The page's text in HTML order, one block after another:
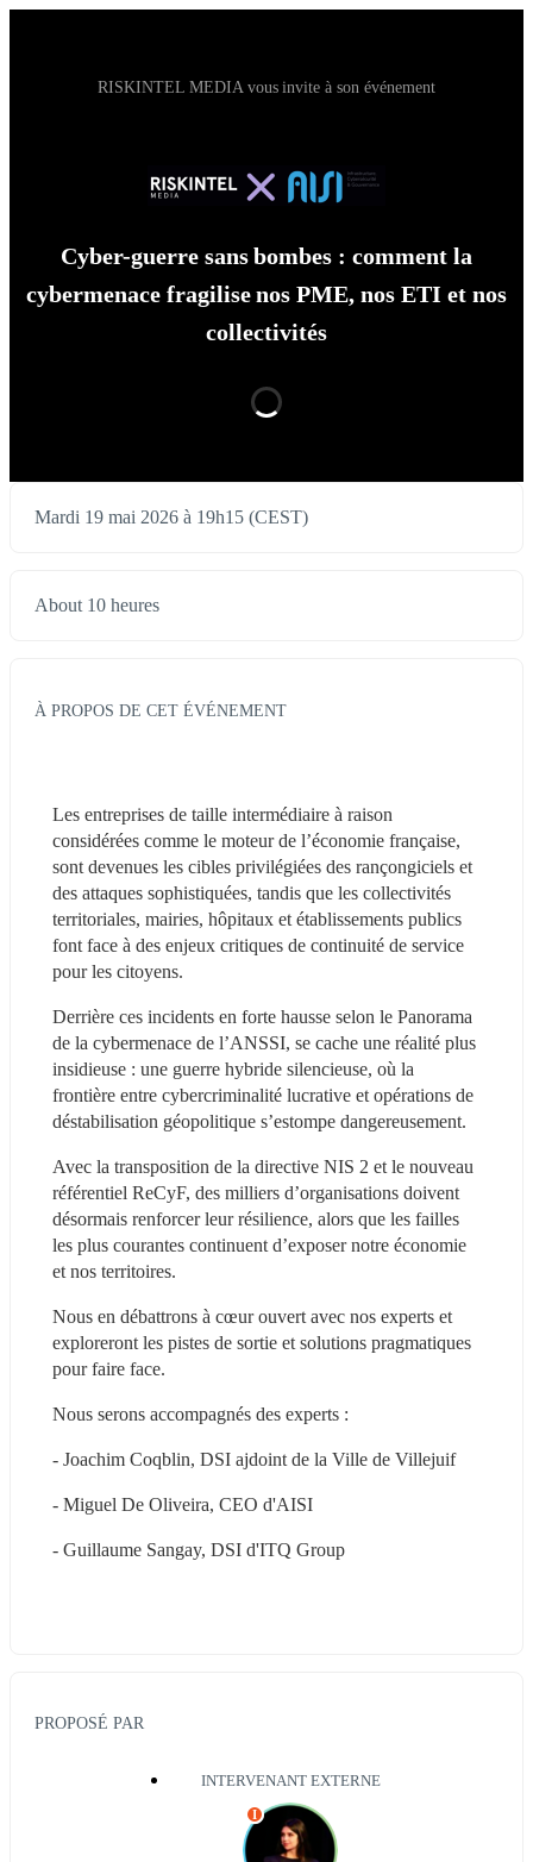
RISKINTEL MEDIA vous invite à son événement
Cyber-guerre sans bombes : comment la
cybermenace fragilise nos PME, nos ETI et nos
collectivités
Mardi 19 mai 2026 à 19h15 (CEST)
About 10 heures
À PROPOS DE CET ÉVÉNEMENT
Les entreprises de taille intermédiaire à raison
considérées comme le moteur de l’économie française,
sont devenues les cibles privilégiées des rançongiciels et
des attaques sophistiquées, tandis que les collectivités
territoriales, mairies, hôpitaux et établissements publics
font face à des enjeux critiques de continuité de service
pour les citoyens.
Derrière ces incidents en forte hausse selon le Panorama
de la cybermenace de l’ANSSI, se cache une réalité plus
insidieuse : une guerre hybride silencieuse, où la
frontière entre cybercriminalité lucrative et opérations de
déstabilisation géopolitique s’estompe dangereusement.
Avec la transposition de la directive NIS 2 et le nouveau
référentiel ReCyF, des milliers d’organisations doivent
désormais renforcer leur résilience, alors que les failles
les plus courantes continuent d’exposer notre économie
et nos territoires.
Nous en débattrons à cœur ouvert avec nos experts et
exploreront les pistes de sortie et solutions pragmatiques
pour faire face.
Nous serons accompagnés des experts :
- Joachim Coqblin, DSI ajdoint de la Ville de Villejuif
- Miguel De Oliveira, CEO d'AISI
- Guillaume Sangay, DSI d'ITQ Group
PROPOSÉ PAR
INTERVENANT EXTERNE
I